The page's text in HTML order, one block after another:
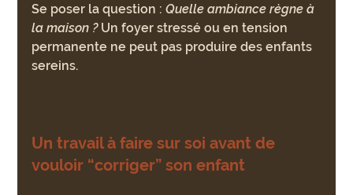
Se poser la question : Quelle ambiance règne à
la maison ? Un foyer stressé ou en tension
permanente ne peut pas produire des enfants
sereins.
Un travail à faire sur soi avant de
vouloir “corriger” son enfant